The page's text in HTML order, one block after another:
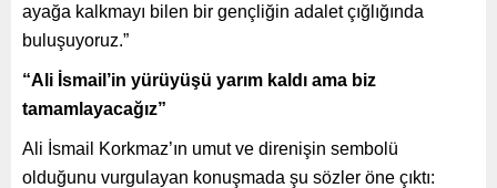
ayağa kalkmayı bilen bir gençliğin adalet çığlığında
buluşuyoruz.”
“Ali İsmail’in yürüyüşü yarım kaldı ama biz
tamamlayacağız”
Ali İsmail Korkmaz’ın umut ve direnişin sembolü
olduğunu vurgulayan konuşmada şu sözler öne çıktı: